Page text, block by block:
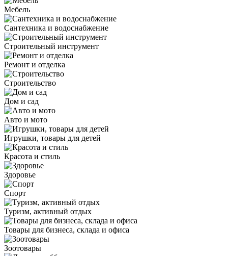
Мебель
Сантехника и водоснабжение
Строительный инструмент
Ремонт и отделка
Строительство
Дом и сад
Авто и мото
Игрушки, товары для детей
Красота и стиль
Здоровье
Спорт
Туризм, активный отдых
Товары для бизнеса, склада и офиса
Зоотовары